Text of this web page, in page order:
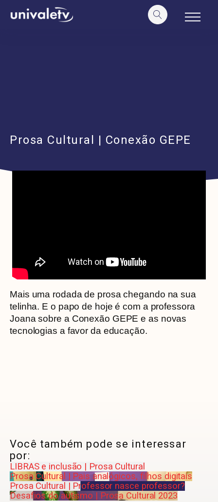
conteúdo
Prosa Cultural | Conexão GEPE
Mais uma rodada de prosa chegando na sua
telinha. E o papo de hoje é com a professora
Joana sobre a Conexão GEPE e as novas
tecnologias a favor da educação.
Você também pode se interessar
por:
LIBRAS e inclusão | Prosa Cultural
Prosa Cultural | Pais analógicos, filhos digitais
Prosa Cultural | Professor nasce professor?
Desafios do autismo | Prosa Cultural 2023